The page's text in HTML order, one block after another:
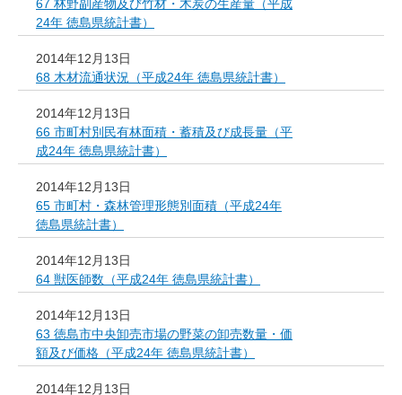
67 林野副産物及び竹材・木炭の生産量（平成
24年 徳島県統計書）
2014年12月13日
68 木材流通状況（平成24年 徳島県統計書）
2014年12月13日
66 市町村別民有林面積・蓄積及び成長量（平
成24年 徳島県統計書）
2014年12月13日
65 市町村・森林管理形態別面積（平成24年
徳島県統計書）
2014年12月13日
64 獣医師数（平成24年 徳島県統計書）
2014年12月13日
63 徳島市中央卸売市場の野菜の卸売数量・価
額及び価格（平成24年 徳島県統計書）
2014年12月13日